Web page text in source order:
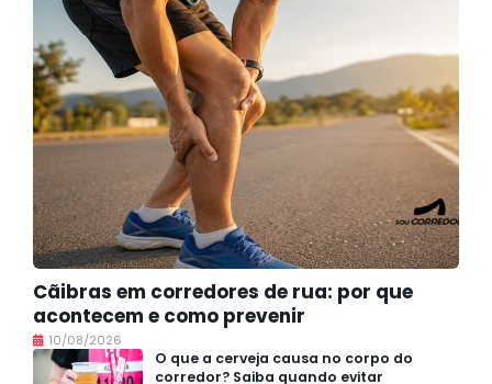
Cãibras em corredores de rua: por que
acontecem e como prevenir
10/08/2026
O que a cerveja causa no corpo do
corredor? Saiba quando evitar